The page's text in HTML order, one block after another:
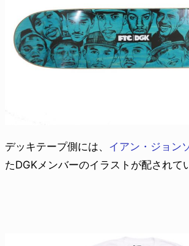
デッキテープ側には、 イアン・ジョン
たDGKメンバーのイラストが配されて